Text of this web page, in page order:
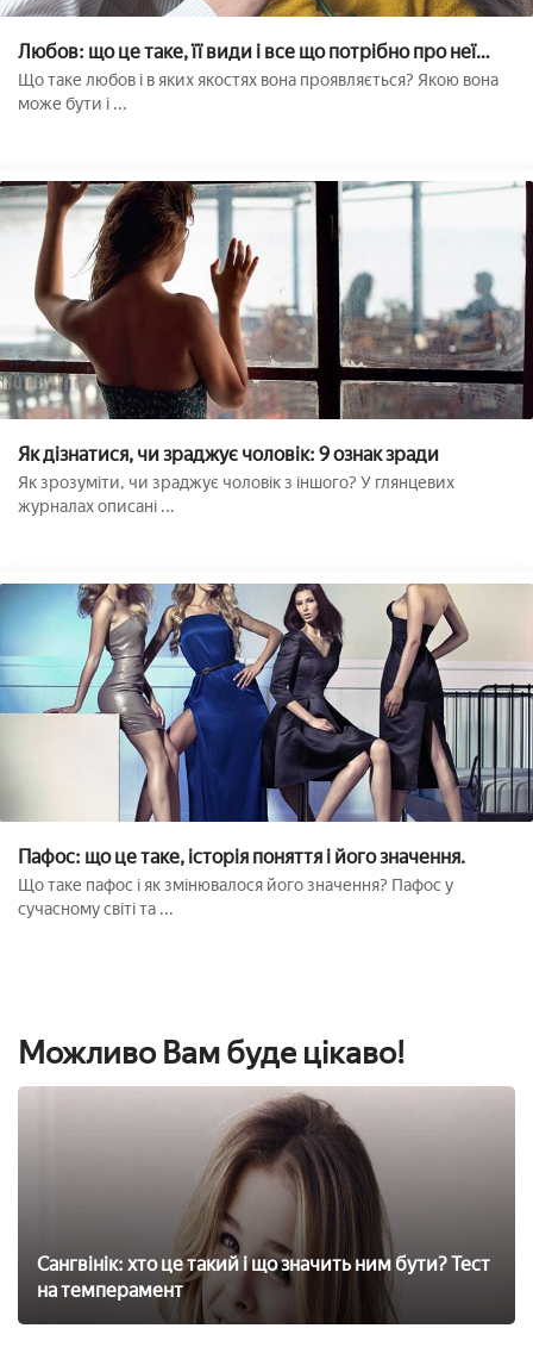
Любов: що це таке, її види і все що потрібно про неї
знати
Що таке любов і в яких якостях вона проявляється? Якою вона
може бути і ...
Як дізнатися, чи зраджує чоловік: 9 ознак зради
Як зрозуміти, чи зраджує чоловік з іншого? У глянцевих
журналах описані ...
Пафос: що це таке, історія поняття і його значення.
Що таке пафос і як змінювалося його значення? Пафос у
сучасному світі та ...
Можливо Вам буде цікаво!
Сангвінік: хто це такий і що значить ним бути? Тест
на темперамент